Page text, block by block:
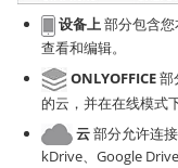
设备上部分包含
查看和编辑。
ONLYOFFICE部
的云，并在在线模式
云部分允许连
kDrive、Google